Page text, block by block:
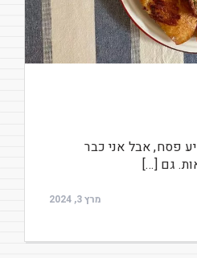
פסח, אבל אני כבר
גם […]
מרץ 3, 2024